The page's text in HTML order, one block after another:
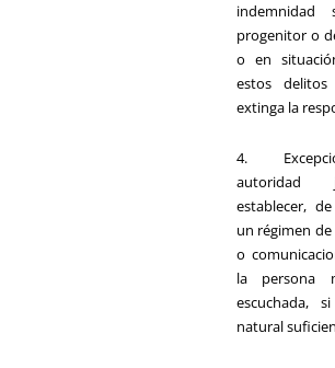
progenitor o
o en
estos
extinga la
4.
autoridad
establecer,
un régimen de
o
la persona
escuchada,
natural